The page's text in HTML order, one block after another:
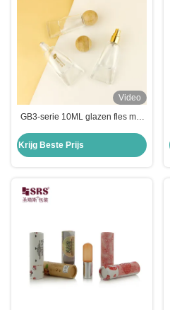
Video
GB3-serie 10ML glazen fles met
aromatherapie en
parfumsprayers
Krijg Beste Prijs